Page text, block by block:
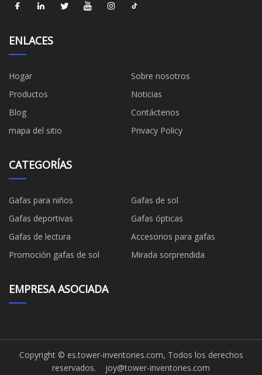
ENLACES
Hogar
Sobre nosotros
Productos
Noticias
Blog
Contáctenos
mapa del sitio
Privacy Policy
CATEGORÍAS
Gafas para niños
Gafas de sol
Gafas deportivas
Gafas ópticas
Gafas de lectura
Accesorios para gafas
Promoción gafas de sol
Mirada sorprendida
EMPRESA ASOCIADA
Copyright © es.tower-inventories.com, Todos los derechos
reservados. joy@tower-inventories.com